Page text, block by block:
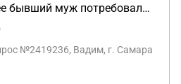
бывший муж потребовал
три года, т.к. ее первый
сколько моя жена должна
№2419236, Вадим, г. Самара